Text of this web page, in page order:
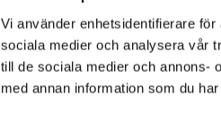
Vi använder enhetsidentifierare
sociala medier och analysera vår
till de sociala medier och annons-
med annan information som du